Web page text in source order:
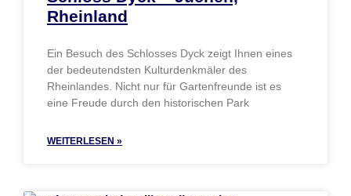
Rheinland
Ein Besuch des Schlosses Dyck zeigt Ihnen eines
der bedeutendsten Kulturdenkmäler des
Rheinlandes. Nicht nur für Gartenfreunde ist es
eine Freude durch den historischen Park
WEITERLESEN »